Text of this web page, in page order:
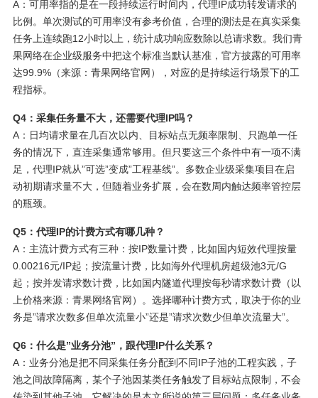
A：可用率指的是在一段持续运行时间内，代理IP成功转发请求的
比例。单次测试的可用率没有参考价值，合理的测法是在真实采集
任务上连续跑12小时以上，统计成功响应数除以总请求数。我们青
果网络在企业级服务中把这个标准当默认基准，官方披露的可用率
达99.9%（来源：青果网络官网），对应的是持续运行场景下的工
程指标。
Q4：采集任务量不大，还需要代理IP吗？
A：日均请求量在几百次以内、目标站点无频率限制、只跑单一任
务的情况下，直连采集通常够用。但只要这三个条件中有一项不满
足，代理IP就从”可选”变成”工程基线”。多数企业级采集项目在启
动初期请求量不大，但随着业务扩展，会在数周内触达频率管控层
的瓶颈。
Q5：代理IP的计费方式有哪几种？
A：主流计费方式有三种：按IP数量计费，比如国内短效代理按量
0.00216元/IP起；按流量计费，比如海外代理机房超级池3元/G
起；按并发请求数计费，比如国内隧道代理按每秒请求数计费（以
上价格来源：青果网络官网）。选择哪种计费方式，取决于你的业
务是”请求次数多但单次流量小”还是”请求次数少但单次流量大”。
Q6：什么是”业务分池”，跟代理IP什么关系？
A：业务分池是把不同采集任务分配到不同IP子池的工程实践，子
池之间故障隔离，某个子池因某类任务触发了目标站点限制，不会